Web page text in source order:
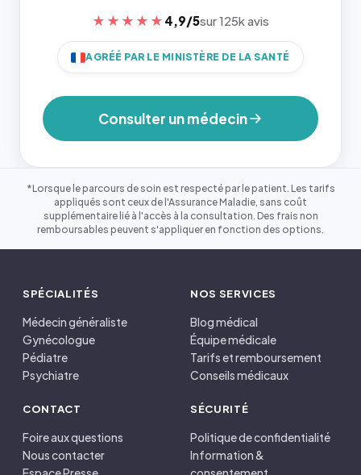
★★★★★ 4,9/5sur 125k avis
AGRÉÉ PAR LE MINISTÈRE DE LA SANTÉ
Consulter un médecin
*Lorsque le parcours de soin est respecté par le patient. Les tarifs
appliqués sont ceux de l'Assurance Maladie, sans coût
supplémentaire lié à l'accès à la consultation. Des frais non
remboursables peuvent s'appliquer en fonction des options.
SPÉCIALITÉS
Médecin généraliste
Gynécologue
Pédiatre
Psychiatre
NOS SERVICES
Blog médical
Équipe médicale
Tarifs et remboursement
Conseils médicaux
CONTACT
Foire aux questions
Nous contacter
SÉCURITÉ
Politique de confidentialité
Information &